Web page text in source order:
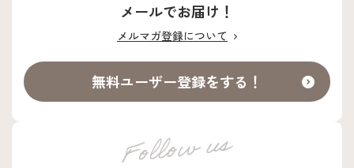
メールでお届け！
メルマガ登録について
無料ユーザー登録をする！